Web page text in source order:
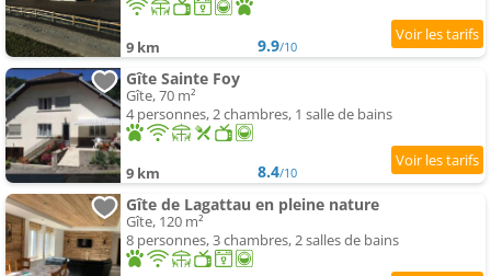
9 km 9.9/10
Gîte Sainte Foy
Gîte, 70 m²
4 personnes, 2 chambres, 1 salle de bains
9 km 8.4/10
Gîte de Lagattau en pleine nature
Gîte, 120 m²
8 personnes, 3 chambres, 2 salles de bains